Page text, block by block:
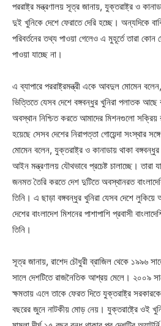
পররাষ্ট্র মন্ত্রণালয় সূত্র জানায়, যুক্তরাষ্ট্র ও
দুই খুনিকে দেশে ফেরাতে দেরি হচ্ছে। অন্যদিকে
পরিবর্তনের তথ্য পাওয়া গেলেও এ মুহূর্তে তারা কোন
পাওয়া যাচ্ছে না।
এ ব্যাপারে পররাষ্ট্রমন্ত্রী একে আবদুল মোমেন
ভিত্তিতে যেসব দেশে বঙ্গবন্ধুর খুনিরা পলাতক আছে
অবস্থান নিশ্চিত করতে আমাদের মিশনগুলো সক্রিয়
হয়েছে সেসব দেশের নিরাপত্তা গোয়েন্দা সংস্থার
মোমেন বলেন, যুক্তরাষ্ট্র ও কানাডায় থাকা
আইন মন্ত্রণালয় যৌথভাবে প্রচেষ্ট চালাচ্ছে। তারা
জনমত তৈরি করতে দেশ দুটিতে অবস্থানরত
তিনি। এ ছাড়া বঙ্গবন্ধুর খুনিরা যেসব দেশে
দেশের বাংলাদেশ মিশনের পাশাপাশি প্রবাসী
তিনি।
সূত্র জানায়, রাশেদ চৌধুরী ব্রাজিল থেকে ১৯৯৬
সালে দেশটিতে রাজনৈতিক আশ্রয় মেলে। ২০০৯
ক্ষমতায় এলে তাকে ফেরত দিতে যুক্তরাষ্ট্র
বছরের জুনে নাটকীয় মোড় নেয়। যুক্তরাষ্ট্রে ওই